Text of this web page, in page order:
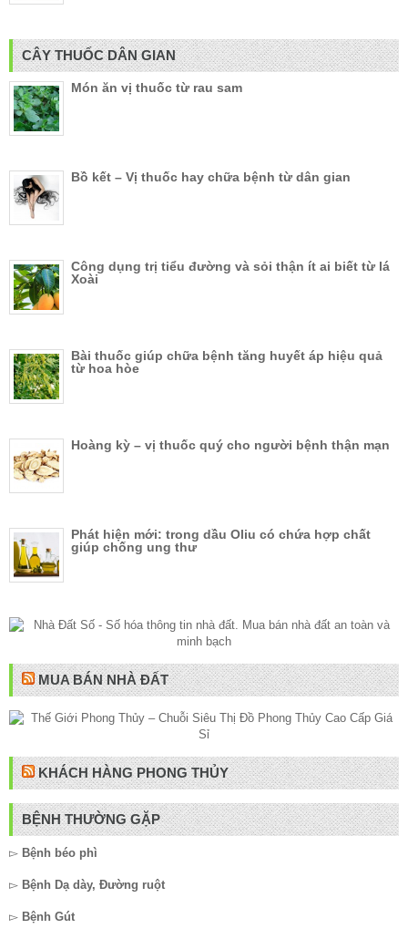
CÂY THUỐC DÂN GIAN
Món ăn vị thuốc từ rau sam
Bồ kết – Vị thuốc hay chữa bệnh từ dân gian
Công dụng trị tiểu đường và sỏi thận ít ai biết từ lá
Xoài
Bài thuốc giúp chữa bệnh tăng huyết áp hiệu quả
từ hoa hòe
Hoàng kỳ – vị thuốc quý cho người bệnh thận mạn
Phát hiện mới: trong dầu Oliu có chứa hợp chất
giúp chống ung thư
MUA BÁN NHÀ ĐẤT
KHÁCH HÀNG PHONG THỦY
BỆNH THƯỜNG GẶP
▻ Bệnh béo phì
▻ Bệnh Dạ dày, Đường ruột
▻ Bệnh Gút